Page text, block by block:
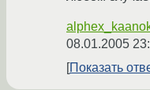
08.01.2005
Показать